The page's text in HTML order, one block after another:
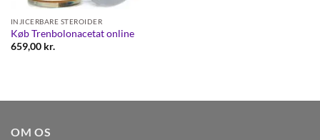
INJICERBARE STEROIDER
Køb Trenbolonacetat online
659,00 kr.
OM OS